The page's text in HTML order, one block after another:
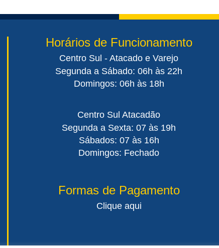
Horários de Funcionamento
Centro Sul - Atacado e Varejo
Segunda a Sábado: 06h às 22h
Domingos: 06h às 18h
Centro Sul Atacadão
Segunda a Sexta: 07 às 19h
Sábados: 07 às 16h
Domingos: Fechado
Formas de Pagamento
Clique aqui